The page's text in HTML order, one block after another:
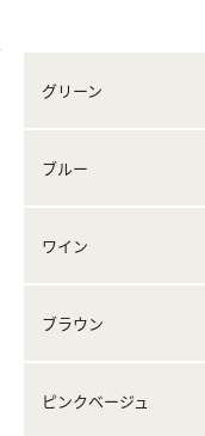
グリーン
ブルー
ワイン
ブラウン
ピンクベージュ